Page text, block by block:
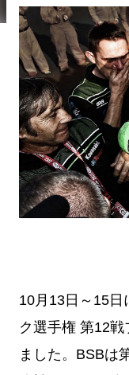
10月13日～15日
ク選手権 第12
ました。 BSBは